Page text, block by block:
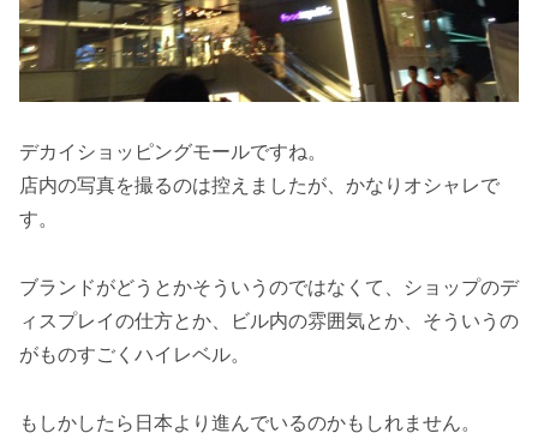
デカイショッピングモールですね。
店内の写真を撮るのは控えましたが、かなりオシャレで
す。
ブランドがどうとかそういうのではなくて、ショップのデ
ィスプレイの仕方とか、ビル内の雰囲気とか、そういうの
がものすごくハイレベル。
もしかしたら日本より進んでいるのかもしれません。